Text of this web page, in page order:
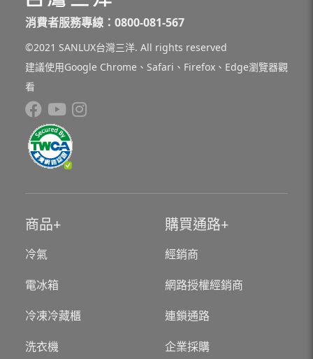
消費者服務專線：0800-081-567
©2021 SANLUX台灣三洋. All rights reserved
建議使用Google Chrome、Safari、Firefox、Edge瀏覽器觀
看
商品
冷氣
電冰箱
冷凍冷藏櫃
洗衣機
購買通路
經銷商
網路授權經銷商
連鎖通路
企業採購